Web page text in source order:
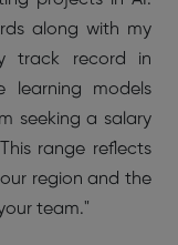
along with my
track record in
learning models
seeking a salary
range reflects
region and the
team."